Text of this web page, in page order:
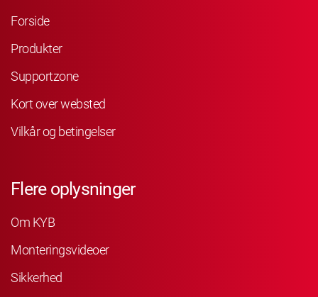
Forside
Produkter
Supportzone
Kort over websted
Vilkår og betingelser
Flere oplysninger
Om KYB
Monteringsvideoer
Sikkerhed